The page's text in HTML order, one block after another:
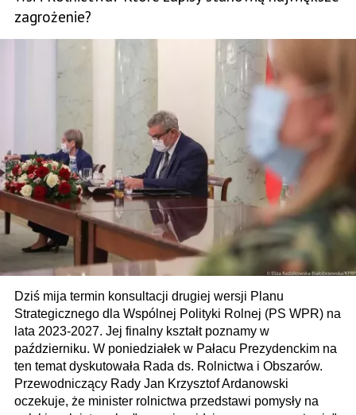
zagrożenie?
Dziś mija termin konsultacji drugiej wersji Planu
Strategicznego dla Wspólnej Polityki Rolnej (PS WPR) na
lata 2023-2027. Jej finalny kształt poznamy w
październiku. W poniedziałek w Pałacu Prezydenckim na
ten temat dyskutowała Rada ds. Rolnictwa i Obszarów.
Przewodniczący Rady Jan Krzysztof Ardanowski
oczekuje, że minister rolnictwa przedstawi pomysły na